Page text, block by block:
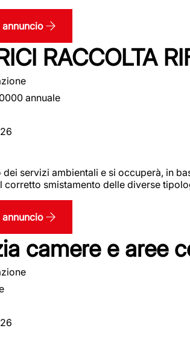
RACCOLTA
annuale
servizi ambientali e si occuperà, in
smistamento delle diverse
camere e aree